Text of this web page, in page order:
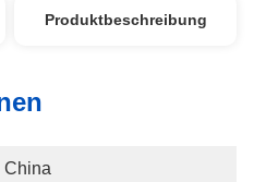
Produktbeschreibung
China